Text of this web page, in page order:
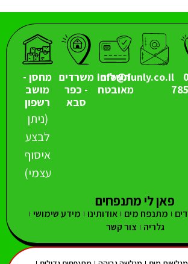
info@funly.co.il
תשלום
מאובטח
משרדים
- כפר
סבא
מחסן -
מושב
רשפון
(ניתן
לבצע
איסוף
עצמי)
מתנפח מים אודותינו מידע שימושי
גלריה
צור קשר
פאן לי מתנפחים